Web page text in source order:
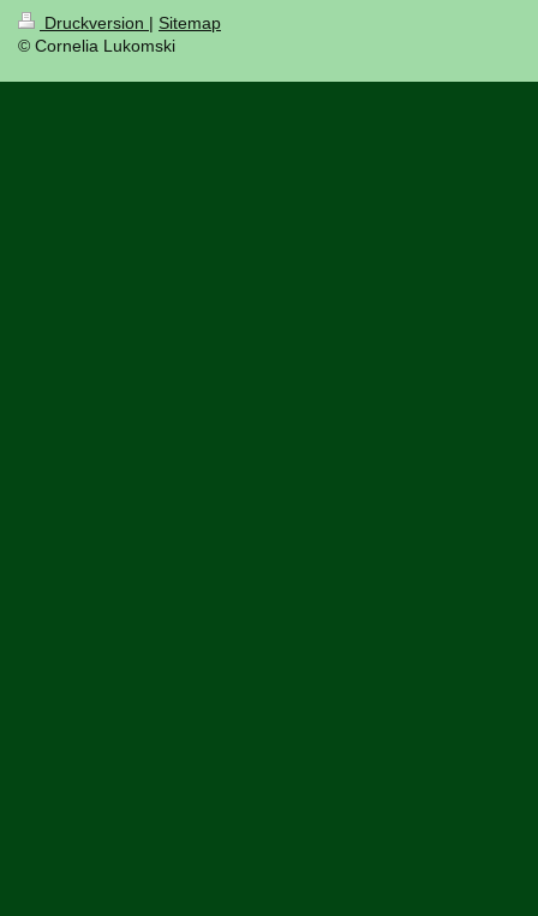
Druckversion | Sitemap
© Cornelia Lukomski